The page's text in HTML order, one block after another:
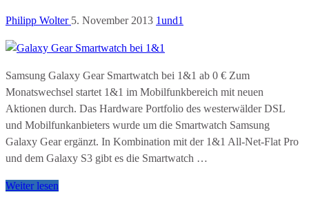
Philipp Wolter 5. November 2013 1und1
Samsung Galaxy Gear Smartwatch bei 1&1 ab 0 € Zum
Monatswechsel startet 1&1 im Mobilfunkbereich mit neuen
Aktionen durch. Das Hardware Portfolio des westerwälder DSL
und Mobilfunkanbieters wurde um die Smartwatch Samsung
Galaxy Gear ergänzt. In Kombination mit der 1&1 All-Net-Flat Pro
und dem Galaxy S3 gibt es die Smartwatch …
Weiter lesen